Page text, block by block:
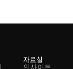
자료실
인사이트